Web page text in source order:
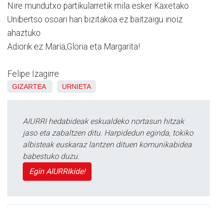
Nire mundutxo partikularretik mila esker Kaxetako
Unibertso osoari han bizitakoa ez baitzaigu inoiz
ahaztuko
Adiorik ez Maria,Gloria eta Margarita!
Felipe Izagirre
GIZARTEA URNIETA
AIURRI hedabideak eskualdeko nortasun hitzak
jaso eta zabaltzen ditu. Harpidedun eginda, tokiko
albisteak euskaraz lantzen dituen komunikabidea
babestuko duzu.
Egin AIURRIkide!